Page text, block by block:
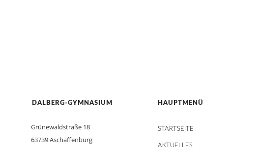
DALBERG-GYMNASIUM
Grünewaldstraße 18
63739 Aschaffenburg
HAUPTMENÜ
STARTSEITE